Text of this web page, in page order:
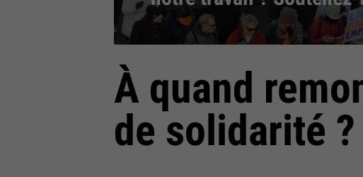
À quand
de solidarité ?